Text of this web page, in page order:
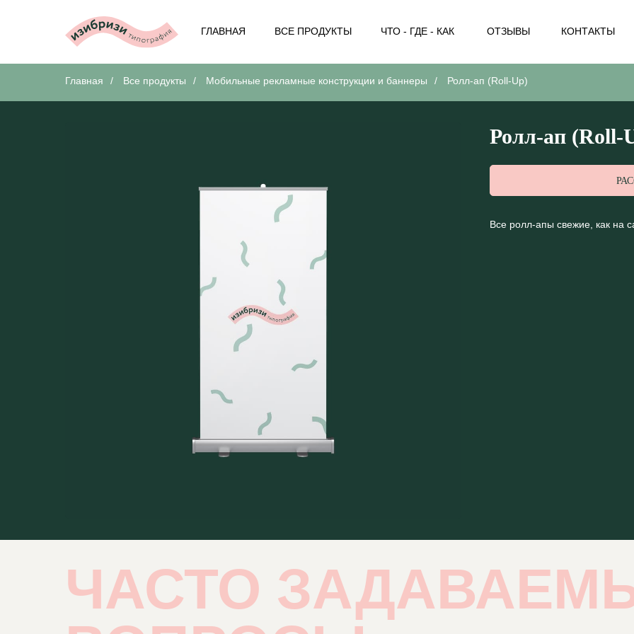
ГЛАВНАЯ ВСЕ ПРОДУКТЫ ЧТО - ГДЕ - КАК КОНТАКТЫ
ОТЗЫВЫ
МЕНЮ
Главная / Все продукты / Мобильные рекламные конструкции и баннеры / Ролл-ап (Roll-Up)
Ролл-ап (Roll-
Все ролл-апы свежие, как на
ЧАСТО